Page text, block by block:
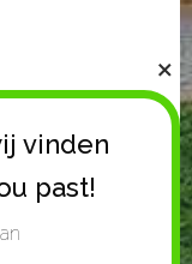
Fiksen
op de
Mail